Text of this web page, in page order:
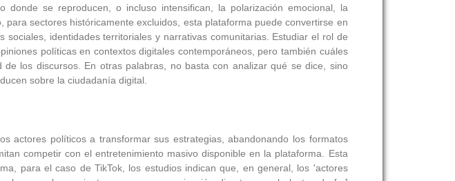
se reproducen, o incluso intensifican, la polarización emocional, la
sectores históricamente excluidos, esta plataforma puede convertirse en
identidades territoriales y narrativas comunitarias. Estudiar el rol de
políticas en contextos digitales contemporáneos, pero también cuáles
los discursos. En otras palabras, no basta con analizar qué se dice, sino
sobre la ciudadanía digital.
actores políticos a transformar sus estrategias, abandonando los formatos
competir con el entretenimiento masivo disponible en la plataforma. Esta
para el caso de TikTok, los estudios indican que, en general, los 'actores